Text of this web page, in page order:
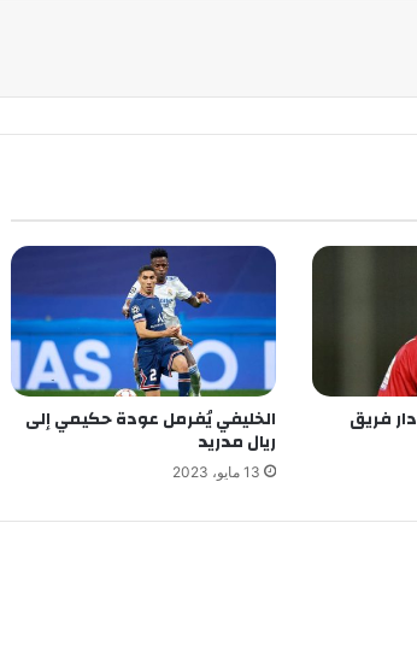
فريق الخليفي يُفرمل عودة حكيمي إلى
ريال مدريد
13 مايو، 2023